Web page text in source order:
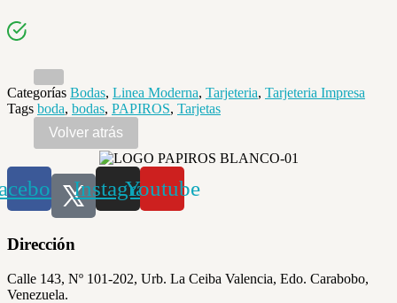
Categorías Bodas, Linea Moderna, Tarjeteria, Tarjeteria Impresa
Tags boda, bodas, PAPIROS, Tarjetas
InstagramYoutube
Dirección
Calle 143, Nº 101-202, Urb. La Ceiba Valencia, Edo. Carabobo,
Venezuela.